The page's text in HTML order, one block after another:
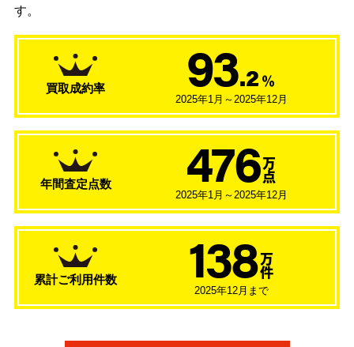
す。
買取成約率 93.2 ％
2025年1月～2025年12月
年間査定点数 476 万
点
2025年1月～2025年12月
累計ご利用件数 138 万
件
2025年12月まで